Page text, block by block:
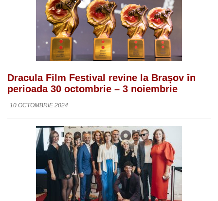
Dracula Film Festival revine la Brașov în
perioada 30 octombrie – 3 noiembrie
10 OCTOMBRIE 2024